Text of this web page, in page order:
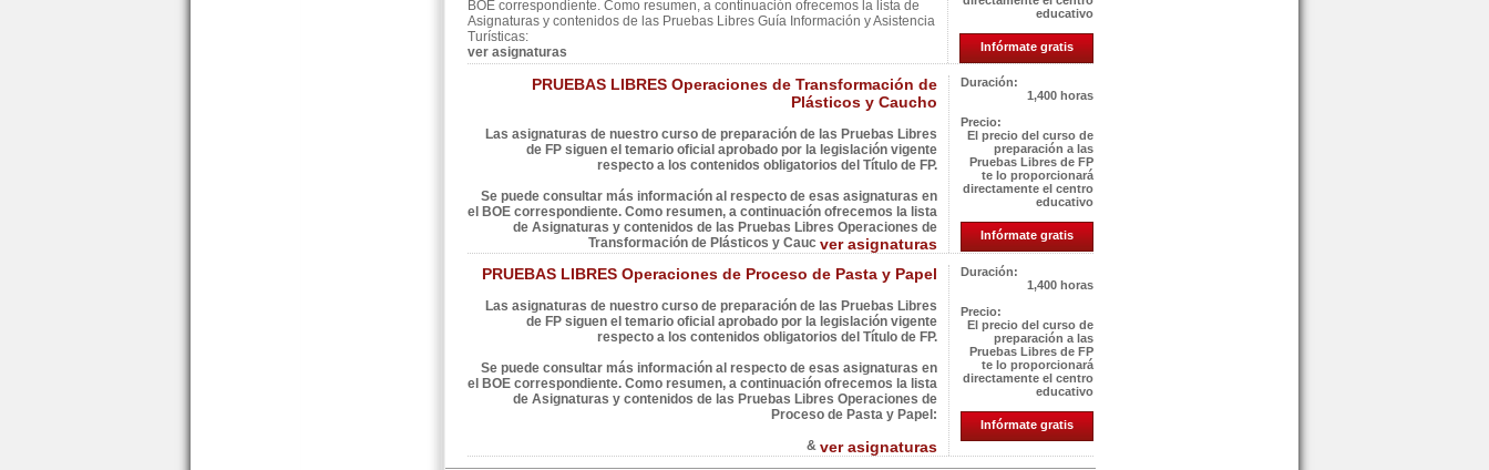
BOE correspondiente. Como resumen, a continuación ofrecemos la lista de
Asignaturas y contenidos de las Pruebas Libres Guía Información y Asistencia
Turísticas:
ver asignaturas
educativo
Infórmate gratis
PRUEBAS LIBRES Operaciones de Transformación de
Plásticos y Caucho
Las asignaturas de nuestro curso de preparación de las Pruebas Libres
de FP siguen el temario oficial aprobado por la legislación vigente
respecto a los contenidos obligatorios del Título de FP.
Se puede consultar más información al respecto de esas asignaturas en
el BOE correspondiente. Como resumen, a continuación ofrecemos la lista
de Asignaturas y contenidos de las Pruebas Libres Operaciones de
Transformación de Plásticos y Cauc ver asignaturas
Duración:
1,400 horas
Precio:
El precio del curso de
preparación a las
Pruebas Libres de FP
te lo proporcionará
directamente el centro
educativo
Infórmate gratis
PRUEBAS LIBRES Operaciones de Proceso de Pasta y Papel
Las asignaturas de nuestro curso de preparación de las Pruebas Libres
de FP siguen el temario oficial aprobado por la legislación vigente
respecto a los contenidos obligatorios del Título de FP.
Se puede consultar más información al respecto de esas asignaturas en
el BOE correspondiente. Como resumen, a continuación ofrecemos la lista
de Asignaturas y contenidos de las Pruebas Libres Operaciones de
Proceso de Pasta y Papel:
& ver asignaturas
Duración:
1,400 horas
Precio:
El precio del curso de
preparación a las
Pruebas Libres de FP
te lo proporcionará
directamente el centro
educativo
Infórmate gratis